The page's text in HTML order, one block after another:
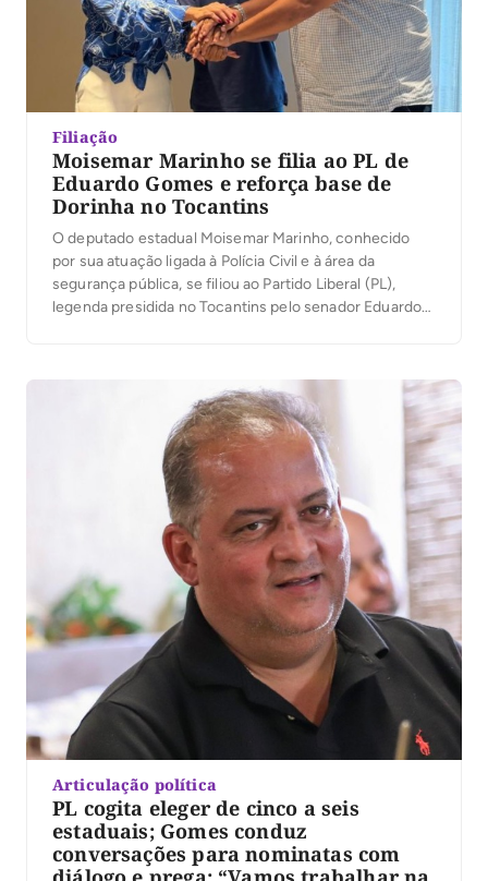
Filiação
Moisemar Marinho se filia ao PL de
Eduardo Gomes e reforça base de
Dorinha no Tocantins
O deputado estadual Moisemar Marinho, conhecido
por sua atuação ligada à Polícia Civil e à área da
segurança pública, se filiou ao Partido Liberal (PL),
legenda presidida no Tocantins pelo senador Eduardo
do grupo político que sustentam a […]
Articulação política
PL cogita eleger de cinco a seis
estaduais; Gomes conduz
conversações para nominatas com